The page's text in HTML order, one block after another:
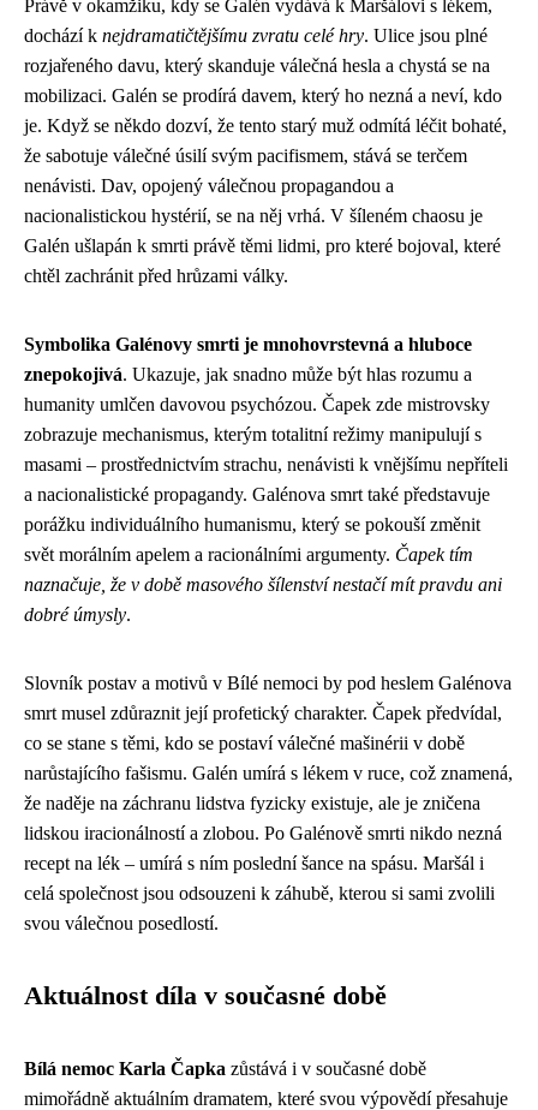
Právě v okamžiku, kdy se Galén vydává k Maršálovi s lékem,
dochází k nejdramatičtějšímu zvratu celé hry. Ulice jsou plné
rozjařeného davu, který skanduje válečná hesla a chystá se na
mobilizaci. Galén se prodírá davem, který ho nezná a neví, kdo
je. Když se někdo dozví, že tento starý muž odmítá léčit bohaté,
že sabotuje válečné úsilí svým pacifismem, stává se terčem
nenávisti. Dav, opojený válečnou propagandou a
nacionalistickou hystérií, se na něj vrhá. V šíleném chaosu je
Galén ušlapán k smrti právě těmi lidmi, pro které bojoval, které
chtěl zachránit před hrůzami války.
Symbolika Galénovy smrti je mnohovrstevná a hluboce
znepokojivá. Ukazuje, jak snadno může být hlas rozumu a
humanity umlčen davovou psychózou. Čapek zde mistrovsky
zobrazuje mechanismus, kterým totalitní režimy manipulují s
masami – prostřednictvím strachu, nenávisti k vnějšímu nepříteli
a nacionalistické propagandy. Galénova smrt také představuje
porážku individuálního humanismu, který se pokouší změnit
svět morálním apelem a racionálními argumenty. Čapek tím
naznačuje, že v době masového šílenství nestačí mít pravdu ani
dobré úmysly.
Slovník postav a motivů v Bílé nemoci by pod heslem Galénova
smrt musel zdůraznit její profetický charakter. Čapek předvídal,
co se stane s těmi, kdo se postaví válečné mašinérii v době
narůstajícího fašismu. Galén umírá s lékem v ruce, což znamená,
že naděje na záchranu lidstva fyzicky existuje, ale je zničena
lidskou iracionálností a zlobou. Po Galénově smrti nikdo nezná
recept na lék – umírá s ním poslední šance na spásu. Maršál i
celá společnost jsou odsouzeni k záhubě, kterou si sami zvolili
svou válečnou posedlostí.
Aktuálnost díla v současné době
Bílá nemoc Karla Čapka zůstává i v současné době
mimořádně aktuálním dramatem, které svou výpovědí přesahuje